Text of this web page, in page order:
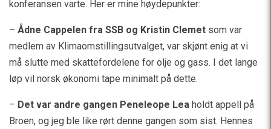
konferansen varte. Her er mine høydepunkter:
– Ådne Cappelen fra SSB og Kristin Clemet som var
medlem av Klimaomstillingsutvalget, var skjønt enig at vi
må slutte med skattefordelene for olje og gass. I det lange
løp vil norsk økonomi tape minimalt på dette.
– Det var andre gangen Peneleope Lea holdt appell på
Broen, og jeg ble like rørt denne gangen som sist. Hennes